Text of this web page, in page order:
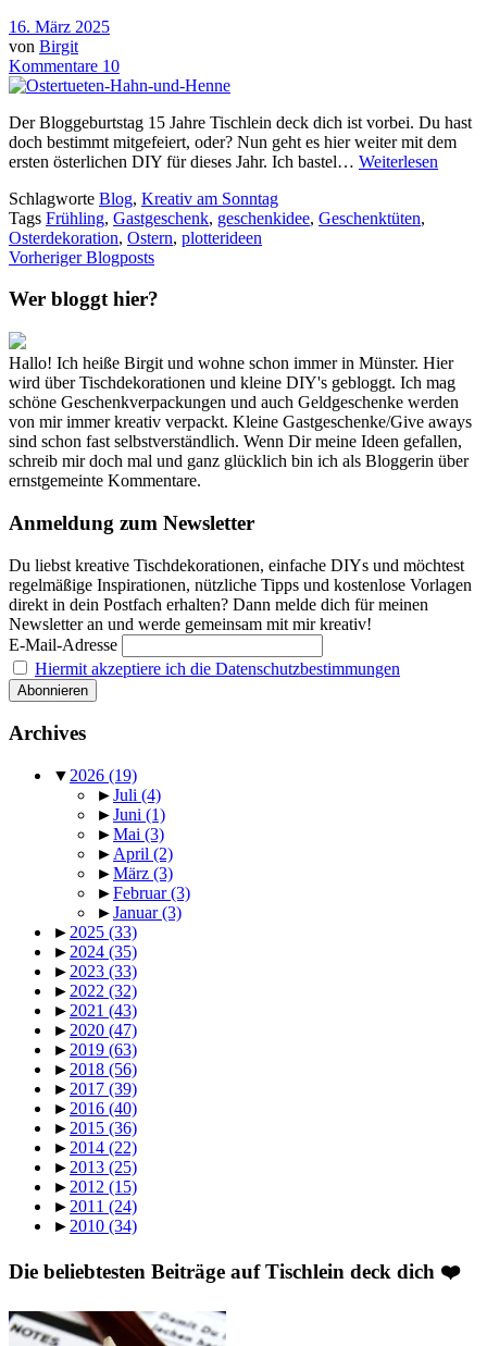
16. März 2025
von Birgit
Kommentare 10
Der Bloggeburtstag 15 Jahre Tischlein deck dich ist vorbei. Du hast
doch bestimmt mitgefeiert, oder? Nun geht es hier weiter mit dem
ersten österlichen DIY für dieses Jahr. Ich bastel… Weiterlesen
Schlagworte Blog, Kreativ am Sonntag
Tags Frühling, Gastgeschenk, geschenkidee, Geschenktüten,
Osterdekoration, Ostern, plotterideen
Vorheriger Blogposts
Wer bloggt hier?
Hallo! Ich heiße Birgit und wohne schon immer in Münster. Hier
wird über Tischdekorationen und kleine DIY's gebloggt. Ich mag
schöne Geschenkverpackungen und auch Geldgeschenke werden
von mir immer kreativ verpackt. Kleine Gastgeschenke/Give aways
sind schon fast selbstverständlich. Wenn Dir meine Ideen gefallen,
schreib mir doch mal und ganz glücklich bin ich als Bloggerin über
ernstgemeinte Kommentare.
Anmeldung zum Newsletter
Du liebst kreative Tischdekorationen, einfache DIYs und möchtest
regelmäßige Inspirationen, nützliche Tipps und kostenlose Vorlagen
direkt in dein Postfach erhalten? Dann melde dich für meinen
Newsletter an und werde gemeinsam mit mir kreativ!
E-Mail-Adresse
Hiermit akzeptiere ich die Datenschutzbestimmungen
Archives
▼ 2026 (19)
►Juli (4)
►Juni (1)
►Mai (3)
► April (2)
►März (3)
►Februar(3)
►Januar(3)
► 2025 (33)
► 2024 (35)
► 2023 (33)
► 2022 (32)
► 2021 (43)
► 2020 (47)
► 2019 (63)
► 2018 (56)
► 2017 (39)
► 2016 (40)
► 2015 (36)
► 2014 (22)
► 2013 (25)
► 2012 (15)
► 2011 (24)
► 2010 (34)
Die beliebtesten Beiträge auf Tischlein deck dich ❤️